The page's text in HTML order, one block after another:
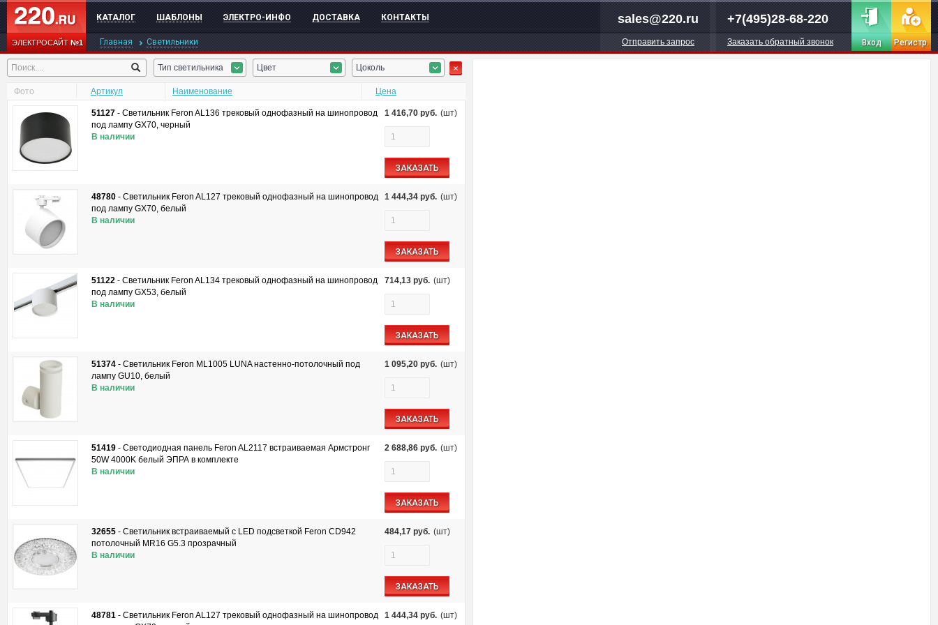
ЭЛЕКТРОСАЙТ№1
КАТАЛОГ ШАБЛОНЫ ЭЛЕКТРО-ИНФО ДОСТАВКА КОНТАКТЫ sales@220.ru
Отправить запрос
+7(495)28-68-220
Заказать обратный звонок Вход Регистр.
Главная Светильники
Тип светильника Цвет Цоколь
Фото Артикул Наименование Цена
51127 - Светильник Feron AL136 трековый однофазный на шинопровод
под лампу GX70, черный
В наличии
1 416,70 руб. (шт)
ЗАКАЗАТЬ
48780 - Светильник Feron AL127 трековый однофазный на шинопровод
под лампу GX70, белый
В наличии
1 444,34 руб. (шт)
ЗАКАЗАТЬ
51122 - Светильник Feron AL134 трековый однофазный на шинопровод
под лампу GX53, белый
В наличии
714,13 руб. (шт)
ЗАКАЗАТЬ
51374 - Светильник Feron ML1005 LUNA настенно-потолочный под
лампу GU10, белый
В наличии
1 095,20 руб. (шт)
ЗАКАЗАТЬ
51419 - Светодиодная панель Feron AL2117 встраиваемая Армстронг
50W 4000K белый ЭПРА в комплекте
В наличии
2 688,86 руб. (шт)
ЗАКАЗАТЬ
32655 - Светильник встраиваемый с LED подсветкой Feron CD942
потолочный MR16 G5.3 прозрачный
В наличии
484,17 руб. (шт)
ЗАКАЗАТЬ
48781 - Светильник Feron AL127 трековый однофазный на шинопровод
1 444,34 руб. (шт)